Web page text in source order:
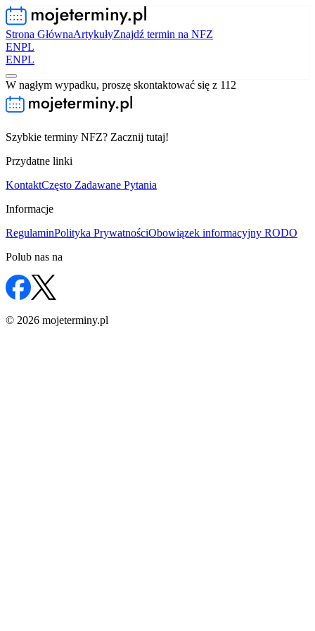
Strona GłównaArtykułyZnajdź termin na NFZ
ENPL
ENPL
W nagłym wypadku, proszę skontaktować się z 112
Szybkie terminy NFZ? Zacznij tutaj!
Przydatne linki
KontaktCzęsto Zadawane Pytania
Informacje
RegulaminPolityka PrywatnościObowiązek informacyjny RODO
Polub nas na
© 2026 mojeterminy.pl